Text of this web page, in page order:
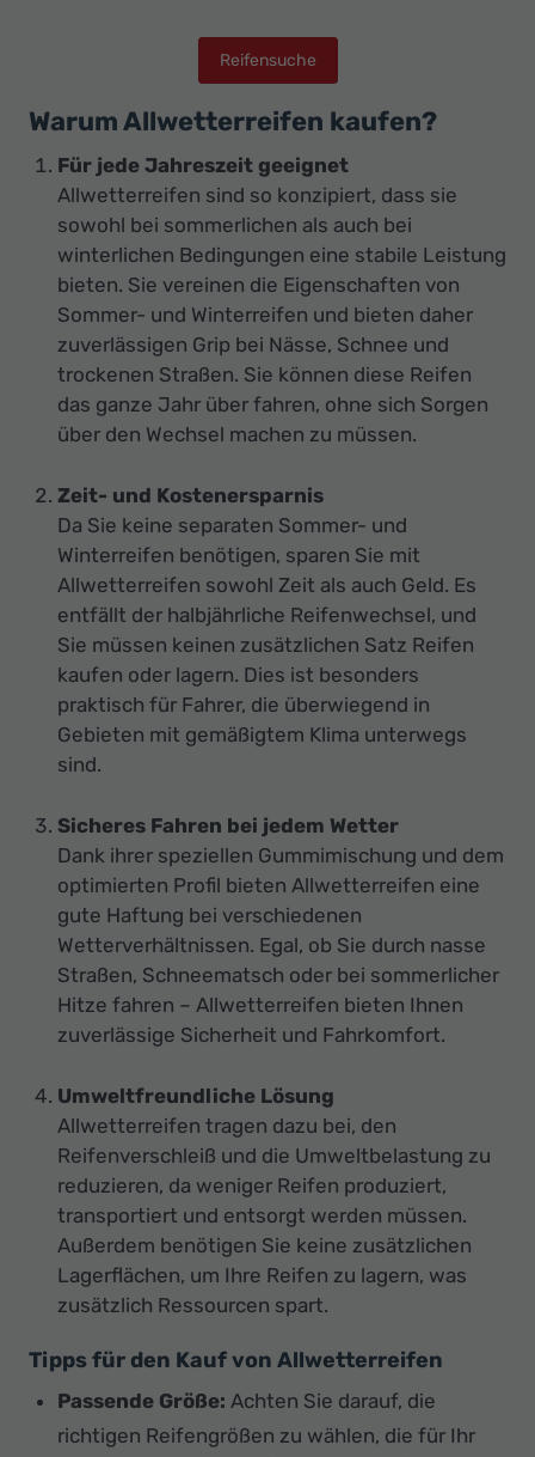
Reifensuche
Warum Allwetterreifen kaufen?
Für jede Jahreszeit geeignet
Allwetterreifen sind so konzipiert, dass sie
sowohl bei sommerlichen als auch bei
winterlichen Bedingungen eine stabile Leistung
bieten. Sie vereinen die Eigenschaften von
Sommer- und Winterreifen und bieten daher
zuverlässigen Grip bei Nässe, Schnee und
trockenen Straßen. Sie können diese Reifen
das ganze Jahr über fahren, ohne sich Sorgen
über den Wechsel machen zu müssen.
Zeit- und Kostenersparnis
Da Sie keine separaten Sommer- und
Winterreifen benötigen, sparen Sie mit
Allwetterreifen sowohl Zeit als auch Geld. Es
entfällt der halbjährliche Reifenwechsel, und
Sie müssen keinen zusätzlichen Satz Reifen
kaufen oder lagern. Dies ist besonders
praktisch für Fahrer, die überwiegend in
Gebieten mit gemäßigtem Klima unterwegs
sind.
Sicheres Fahren bei jedem Wetter
Dank ihrer speziellen Gummimischung und dem
optimierten Profil bieten Allwetterreifen eine
gute Haftung bei verschiedenen
Wetterverhältnissen. Egal, ob Sie durch nasse
Straßen, Schneematsch oder bei sommerlicher
Hitze fahren – Allwetterreifen bieten Ihnen
zuverlässige Sicherheit und Fahrkomfort.
Umweltfreundliche Lösung
Allwetterreifen tragen dazu bei, den
Reifenverschleiß und die Umweltbelastung zu
reduzieren, da weniger Reifen produziert,
transportiert und entsorgt werden müssen.
Außerdem benötigen Sie keine zusätzlichen
Lagerflächen, um Ihre Reifen zu lagern, was
zusätzlich Ressourcen spart.
Tipps für den Kauf von Allwetterreifen
Passende Größe: Achten Sie darauf, die
richtigen Reifengrößen zu wählen, die für Ihr